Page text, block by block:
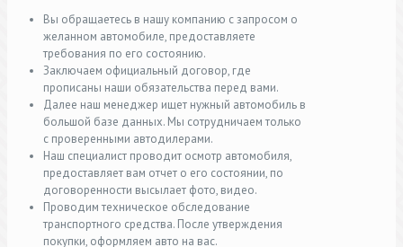
Вы обращаетесь в нашу компанию с запросом о
желанном автомобиле, предоставляете
требования по его состоянию.
Заключаем официальный договор, где
прописаны наши обязательства перед вами.
Далее наш менеджер ищет нужный автомобиль в
большой базе данных. Мы сотрудничаем только
с проверенными автодилерами.
Наш специалист проводит осмотр автомобиля,
предоставляет вам отчет о его состоянии, по
договоренности высылает фото, видео.
Проводим техническое обследование
транспортного средства. После утверждения
покупки, оформляем авто на вас.